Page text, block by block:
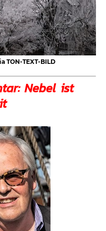
TON-TEXT-BILD
Nebel ist